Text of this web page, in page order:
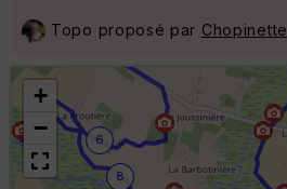
Topo proposé par Chopinette
6
8
+
−